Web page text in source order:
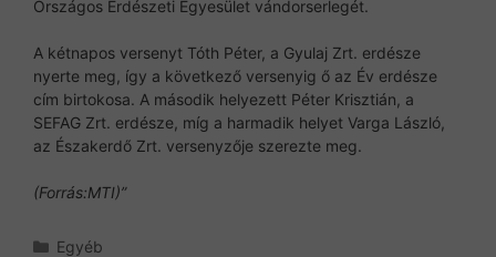
Országos Erdészeti Egyesület vándorserlegét.
A kétnapos versenyt Tóth Péter, a Gyulaj Zrt. erdésze
nyerte meg, így a következő versenyig ő az Év erdésze
cím birtokosa. A második helyezett Péter Krisztián, a
SEFAG Zrt. erdésze, míg a harmadik helyet Varga László,
az Északerdő Zrt. versenyzője szerezte meg.
(Forrás:MTI)”
Kategória
Egyéb